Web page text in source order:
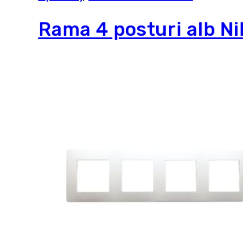
Rama 4 posturi alb